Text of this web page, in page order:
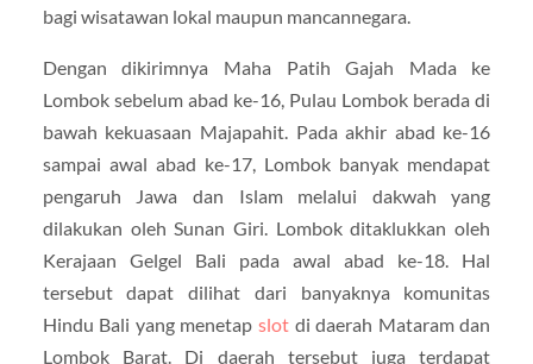
bagi wisatawan lokal maupun mancannegara.
Dengan dikirimnya Maha Patih Gajah Mada ke
Lombok sebelum abad ke-16, Pulau Lombok berada di
bawah kekuasaan Majapahit. Pada akhir abad ke-16
sampai awal abad ke-17, Lombok banyak mendapat
pengaruh Jawa dan Islam melalui dakwah yang
dilakukan oleh Sunan Giri. Lombok ditaklukkan oleh
Kerajaan Gelgel Bali pada awal abad ke-18. Hal
tersebut dapat dilihat dari banyaknya komunitas
Hindu Bali yang menetap slot di daerah Mataram dan
Lombok Barat. Di daerah tersebut juga terdapat